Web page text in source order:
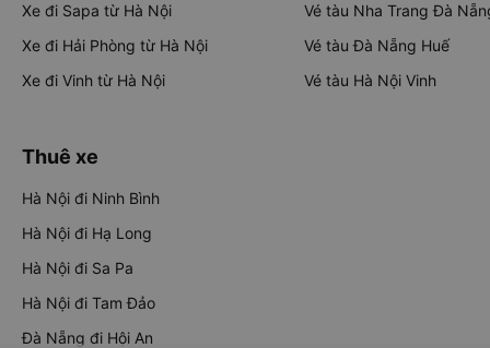
Xe đi Sapa từ Hà Nội
Xe đi Hải Phòng từ Hà Nội
Xe đi Vinh từ Hà Nội
Vé tàu Nha Trang Đà
Vé tàu Đà Nẵng Huế
Vé tàu Hà Nội Vinh
Thuê xe
Hà Nội đi Ninh Bình
Hà Nội đi Hạ Long
Hà Nội đi Sa Pa
Hà Nội đi Tam Đảo
Đà Nẵng đi Hội An